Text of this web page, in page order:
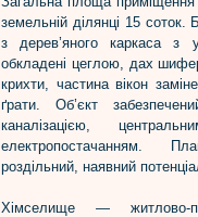
земельній ділянці 15 соток.
з дерев’яного каркаса з
обкладені цеглою, дах
крихти, частина вікон
ґрати. Об’єкт
каналізацією,
електропостачанням.
роздільний, наявний
Хімселище — житлово-